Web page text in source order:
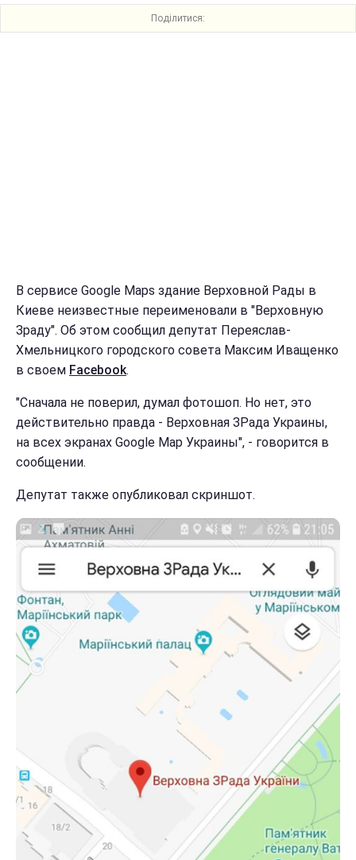
Поділитися:
В сервисе Google Maps здание Верховной Рады в
Киеве неизвестные переименовали в "Верховную
Зраду". Об этом сообщил депутат Переяслав-
Хмельницкого городского совета Максим Иващенко
в своем Facebook.
"Сначала не поверил, думал фотошоп. Но нет, это
действительно правда - Верховная ЗРада Украины,
на всех экранах Google Map Украины", - говорится в
сообщении.
Депутат также опубликовал скриншот.